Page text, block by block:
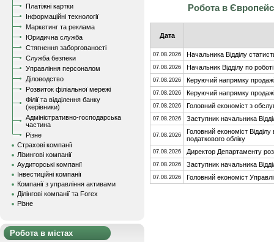
Платіжні картки
Інформаційні технології
Маркетинг та реклама
Юридична служба
Стягнення заборгованості
Служба безпеки
Управління персоналом
Діловодство
Розвиток філіальної мережі
Філії та відділення банку
(керівники)
Адміністративно-господарська
частина
Різне
Страхові компанії
Лізингові компанії
Аудиторські компанії
Інвестиційні компанії
Компанії з управління активами
Ділінгові компанії та Forex
Різне
Робота в містах
Робота в
Дата
07.08.2026 Начальника Відділу
07.08.2026 Начальник Відділу по
07.08.2026 Керуючий напрямку
07.08.2026 Керуючий напрямку
07.08.2026 Головний економіст з
07.08.2026 Заступник начальника
07.08.2026
Головний економіст
податкового обліку
07.08.2026 Директор Департаменту
07.08.2026 Заступник начальника
07.08.2026 Головний економіст